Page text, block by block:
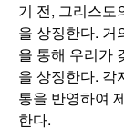
기 전, 그리스도
을 상징한다. 거
을 통해 우리가
을 상징한다. 각
통을 반영하여
한다.